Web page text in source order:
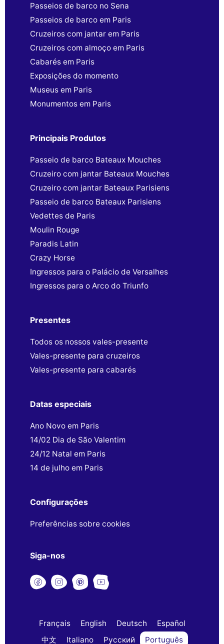
Passeios de barco no Sena
Passeios de barco em Paris
Cruzeiros com jantar em Paris
Cruzeiros com almoço em Paris
Cabarés em Paris
Exposições do momento
Museus em Paris
Monumentos em Paris
Principais Produtos
Passeio de barco Bateaux Mouches
Cruzeiro com jantar Bateaux Mouches
Cruzeiro com jantar Bateaux Parisiens
Passeio de barco Bateaux Parisiens
Vedettes de Paris
Moulin Rouge
Paradis Latin
Crazy Horse
Ingressos para o Palácio de Versalhes
Ingressos para o Arco do Triunfo
Presentes
Todos os nossos vales-presente
Vales-presente para cruzeiros
Vales-presente para cabarés
Datas especiais
Ano Novo em Paris
14/02 Dia de São Valentim
24/12 Natal em Paris
14 de julho em Paris
Configurações
Preferências sobre cookies
Siga-nos
Français English Deutsch
Español
中文
Italiano Русский Português